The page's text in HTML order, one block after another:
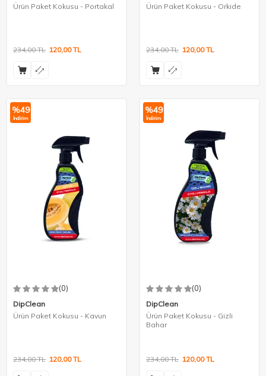
Ürün Paket Kokusu - Portakal
234,00TL 120,00TL
Ürün Paket Kokusu - Orkide
234,00TL 120,00TL
%49
İndirim
(0)
DipClean
Ürün Paket Kokusu - Kavun
234,00TL 120,00TL
%49
İndirim
(0)
DipClean
Ürün Paket Kokusu - Gizli
Bahar
234,00TL 120,00TL